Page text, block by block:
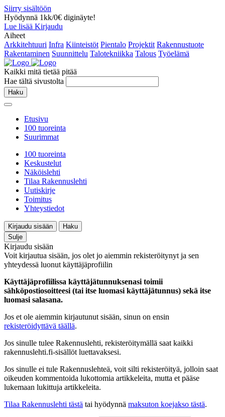
Siirry sisältöön
Hyödynnä 1kk/0€ diginäyte!
Lue lisää Kirjaudu
Aiheet
Arkkitehtuuri Infra Kiinteistöt Pientalo Projektit Rakennustuote
Rakentaminen Suunnittelu Talotekniikka Talous Työelämä
Kaikki mitä tietää pitää
Hae tältä sivustolta
Haku
Etusivu
100 tuoreinta
Suurimmat
100 tuoreinta
Keskustelut
Näköislehti
Tilaa Rakennuslehti
Uutiskirje
Toimitus
Yhteystiedot
Kirjaudu sisään
Haku
Sulje
Kirjaudu sisään
Voit kirjautua sisään, jos olet jo aiemmin rekisteröitynyt ja sen
yhteydessä luonut käyttäjäprofiilin
Käyttäjäprofiilissa käyttäjätunnuksenasi toimii
sähköpostiosoitteesi (tai itse luomasi käyttäjätunnus) sekä itse
luomasi salasana.
Jos et ole aiemmin kirjautunut sisään, sinun on ensin
rekisteröidyttävä täällä.
Jos sinulle tulee Rakennuslehti, rekisteröitymällä saat kaikki
rakennuslehti.fi-sisällöt luettavaksesi.
Jos sinulle ei tule Rakennuslehteä, voit silti rekisteröityä, jolloin saat
oikeuden kommentoida lukottomia artikkeleita, mutta et pääse
lukemaan lukittuja artikkeleita.
Tilaa Rakennuslehti tästä tai hyödynnä maksuton koejakso tästä.